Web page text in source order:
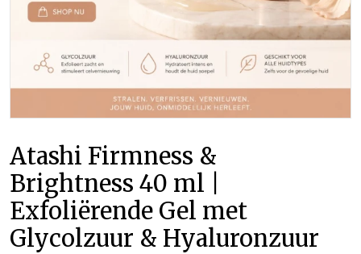
Atashi Firmness &
Brightness 40 ml |
Exfoliërende Gel met
Glycolzuur & Hyaluronzuur